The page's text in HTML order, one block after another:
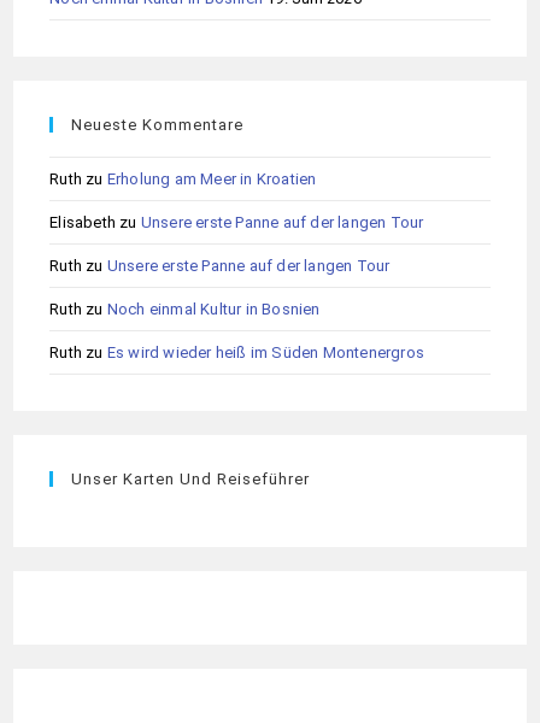
Neueste Kommentare
Ruth zu Erholung am Meer in Kroatien
Elisabeth zu Unsere erste Panne auf der langen Tour
Ruth zu Unsere erste Panne auf der langen Tour
Ruth zu Noch einmal Kultur in Bosnien
Ruth zu Es wird wieder heiß im Süden Montenergros
Unser Karten Und Reiseführer